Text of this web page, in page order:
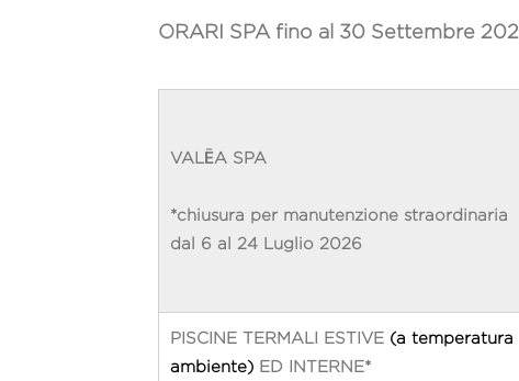
ORARI SPA fino al 30 Settembre
VALĒA SPA
*chiusura per manutenzione straordinaria
dal 6 al 24 Luglio 2026
PISCINE TERMALI ESTIVE (a temperatura
ambiente) ED INTERNE*